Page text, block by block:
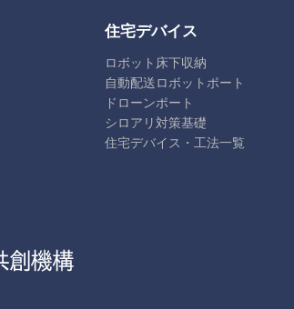
住宅デバイス
ロボット床下収納
自動配送ロボットポート
ドローンポート
シロアリ対策基礎
住宅デバイス・工法一覧